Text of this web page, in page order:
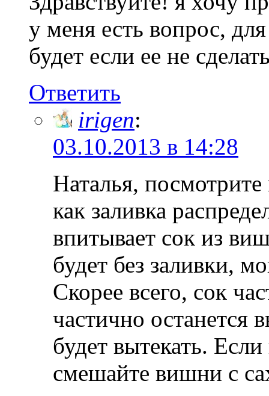
у меня есть вопрос,
будет если ее не
Ответить
irigen:
03.10.2013 в 14:28
Наталья,
как заливка
впитывает сок из
будет без заливки,
Скорее всего, сок
частично останется
будет вытекать. Если
смешайте вишни с